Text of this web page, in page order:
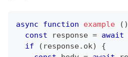
async function example ( )
const response = await
if
( response. ok)
{